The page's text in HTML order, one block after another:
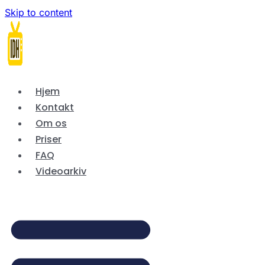
Skip to content
Hjem
Kontakt
Om os
Priser
FAQ
Videoarkiv